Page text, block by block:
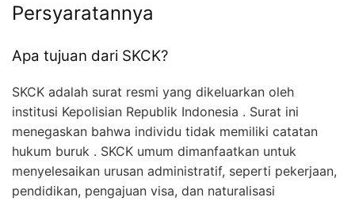
Persyaratannya
Apa tujuan dari SKCK?
SKCK adalah surat resmi yang dikeluarkan oleh
institusi Kepolisian Republik Indonesia . Surat ini
menegaskan bahwa individu tidak memiliki catatan
hukum buruk . SKCK umum dimanfaatkan untuk
menyelesaikan urusan administratif, seperti pekerjaan,
pendidikan, pengajuan visa, dan naturalisasi